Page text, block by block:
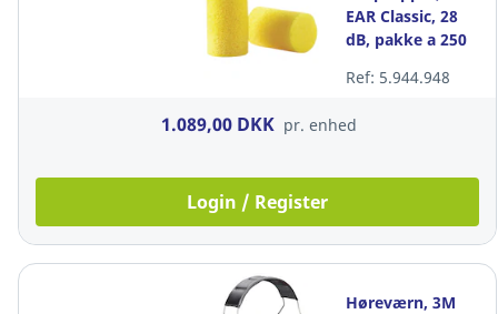
EAR Classic, 28
dB, pakke a 250
Ref: 5.944.948
1.089,00 DKK pr. enhed
Login / Register
Høreværn, 3M